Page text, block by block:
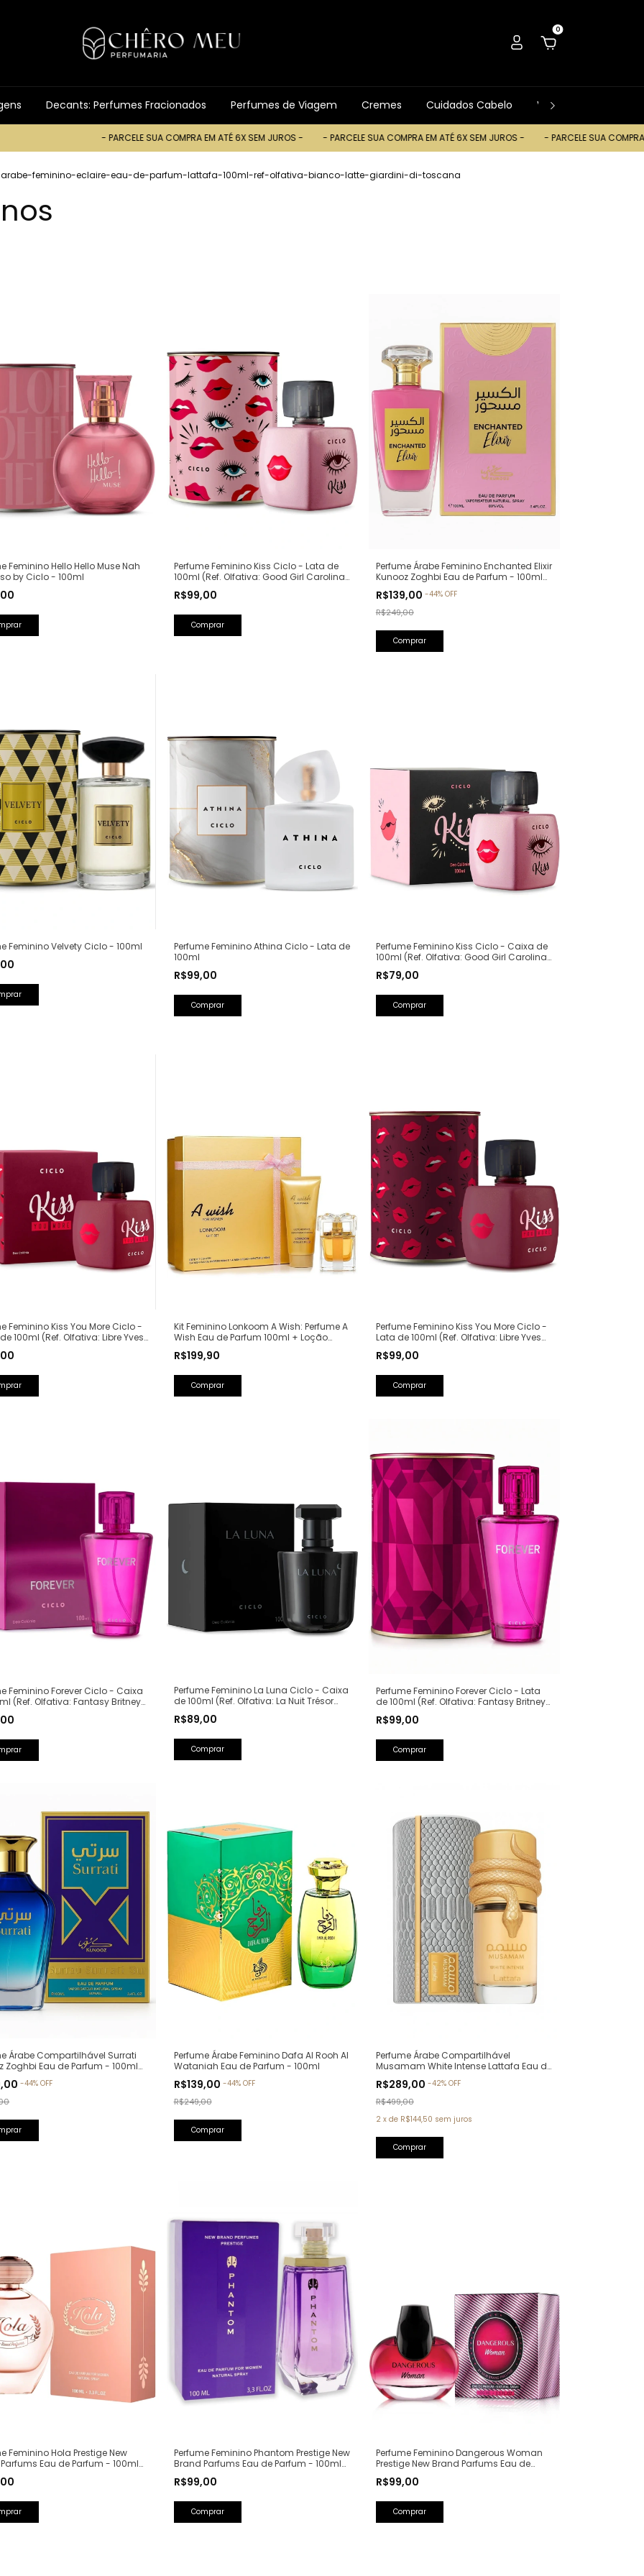
0
Decants: Perfumes Fracionados Perfumes de Viagem Cremes Cuidados Cabelo Ver Tudo
- PARCELE SUA COMPRA EM ATÉ 6X SEM JUROS - - PARCELE SUA COMPRA EM ATÉ 6X SEM JUROS - - PARCELE SUA COMPRA EM ATÉ 6X
arabe-feminino-eclaire-eau-de-parfum-lattafa-100ml-ref-olfativa-bianco-latte-giardini-di-toscana
Feminino Hello Hello Muse Nah
by Ciclo - 100ml
Perfume Feminino Kiss Ciclo - Lata de
100ml (Ref. Olfativa: Good Girl Carolina
R$99,00
Perfume Árabe Feminino Enchanted Elixir
Kunooz Zoghbi Eau de Parfum - 100ml
Chanel)
R$139,00 -44% OFF
R$249,00
Feminino Velvety Ciclo - 100ml
Perfume Feminino Athina Ciclo - Lata de
100ml
R$99,00
Perfume Feminino Kiss Ciclo - Caixa de
100ml (Ref. Olfativa: Good Girl Carolina
R$79,00
Feminino Kiss You More Ciclo -
100ml (Ref. Olfativa: Libre Yves
Kit Feminino Lonkoom A Wish: Perfume A
Wish Eau de Parfum 100ml + Loção
R$199,90
Perfume Feminino Kiss You More Ciclo -
Lata de 100ml (Ref. Olfativa: Libre Yves
R$99,00
Feminino Forever Ciclo - Caixa
(Ref. Olfativa: Fantasy Britney
Perfume Feminino La Luna Ciclo - Caixa
de 100ml (Ref. Olfativa: La Nuit Trésor
Lancôme)
R$89,00
Perfume Feminino Forever Ciclo - Lata
de 100ml (Ref. Olfativa: Fantasy Britney
R$99,00
Árabe Compartilhável Surrati
Zoghbi Eau de Parfum - 100ml
-44%OFF
Perfume Árabe Feminino Dafa Al Rooh Al
Wataniah Eau de Parfum - 100ml
R$139,00 -44% OFF
R$249,00
Perfume Árabe Compartilhável
Musamam White Intense Lattafa Eau de
R$289,00 -42% OFF
R$499,00
2 x de R$144,50 sem juros
Feminino Hola Prestige New
Eau de Parfum - 100ml
Perfume Feminino Phantom Prestige New
Brand Parfums Eau de Parfum - 100ml
R$99,00
Perfume Feminino Dangerous Woman
Prestige New Brand Parfums Eau de
Dior)
R$99,00